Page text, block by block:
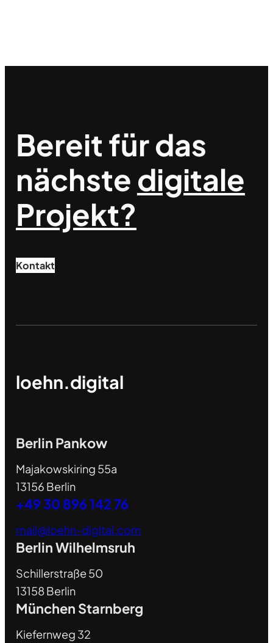
Bereit für das
nächstedigitale
Projekt?
Kontakt
loehn.digital
Berlin Pankow
Majakowskiring 55a
13156 Berlin
+49 30 896 142 76
mail@loehn-digital.com
Berlin Wilhelmsruh
Schillerstraße 50
13158 Berlin
München Starnberg
Kiefernweg 32